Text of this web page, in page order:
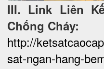
III. Link Liên
Chống Cháy:
http://
sat-ngan-hang-